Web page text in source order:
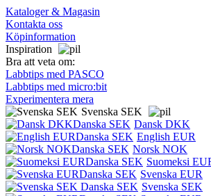
Kataloger & Magasin
Kontakta oss
Köpinformation
Inspiration
Bra att veta om:
Labbtips med PASCO
Labbtips med micro:bit
Experimentera mera
Svenska SEK
Dansk DKK
English EUR
Norsk NOK
Suomeksi
Svenska EUR
Svenska SEK